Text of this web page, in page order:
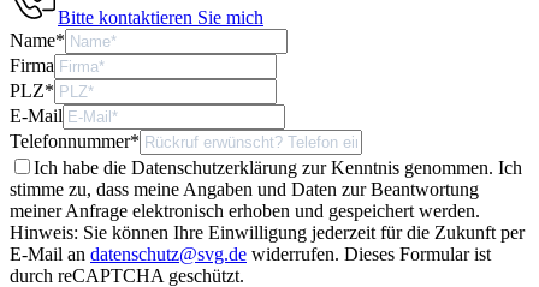
Bitte kontaktieren Sie mich
Name*
Firma
PLZ*
E-Mail
Telefonnummer*
Ich habe die Datenschutzerklärung zur Kenntnis genommen. Ich
stimme zu, dass meine Angaben und Daten zur Beantwortung
meiner Anfrage elektronisch erhoben und gespeichert werden.
Hinweis: Sie können Ihre Einwilligung jederzeit für die Zukunft per
E-Mail an datenschutz@svg.de widerrufen. Dieses Formular ist
durch reCAPTCHA geschützt.